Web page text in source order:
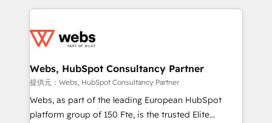
adoption, sales process and marketing results.
the first time 🔧 Designing and optimising your
and build using HubSpot 🔌 Integrating HubSpot
with other systems 🎓 Training your teams to be
HubSpot pros 📊 Lead generation services using
HubSpot Why us? - SIX HubSpot Accreditations -
Webs, HubSpot Consultancy Partner
提供元：Webs, HubSpot Consultancy Partner
Webs, as part of the leading European HubSpot
platform group of 150 Fte, is the trusted Elite